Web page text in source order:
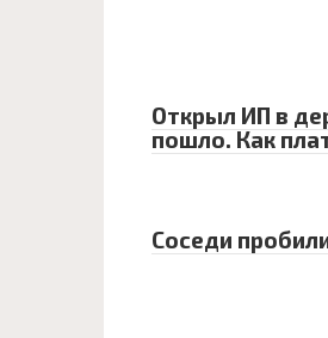
Открыл ИП в
пошло. Как
Соседи